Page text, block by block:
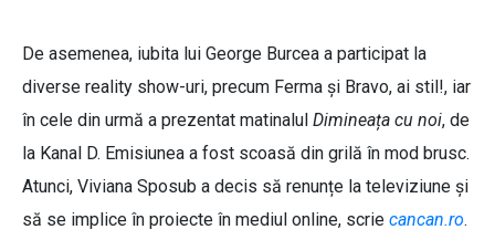
De asemenea, iubita lui George Burcea a participat la
diverse reality show-uri, precum Ferma și Bravo, ai stil!, iar
în cele din urmă a prezentat matinalul Dimineața cu noi, de
la Kanal D. Emisiunea a fost scoasă din grilă în mod brusc.
Atunci, Viviana Sposub a decis să renunțe la televiziune și
să se implice în proiecte în mediul online, scrie cancan.ro.